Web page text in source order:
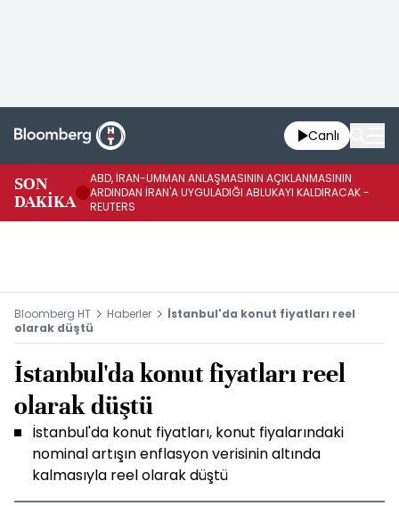
Canlı
SON
DAKİKA
ABD, İRAN-UMMAN ANLAŞMASININ AÇIKLANMASININ
ARDINDAN İRAN'A UYGULADIĞI ABLUKAYI KALDIRACAK -
REUTERS
Bloomberg HT Haberler
İstanbul'da konut fiyatları reel
olarak düştü
İstanbul'da konut fiyatları reel
olarak düştü
İstanbul'da konut fiyatları, konut fiyalarındaki
nominal artışın enflasyon verisinin altında
kalmasıyla reel olarak düştü